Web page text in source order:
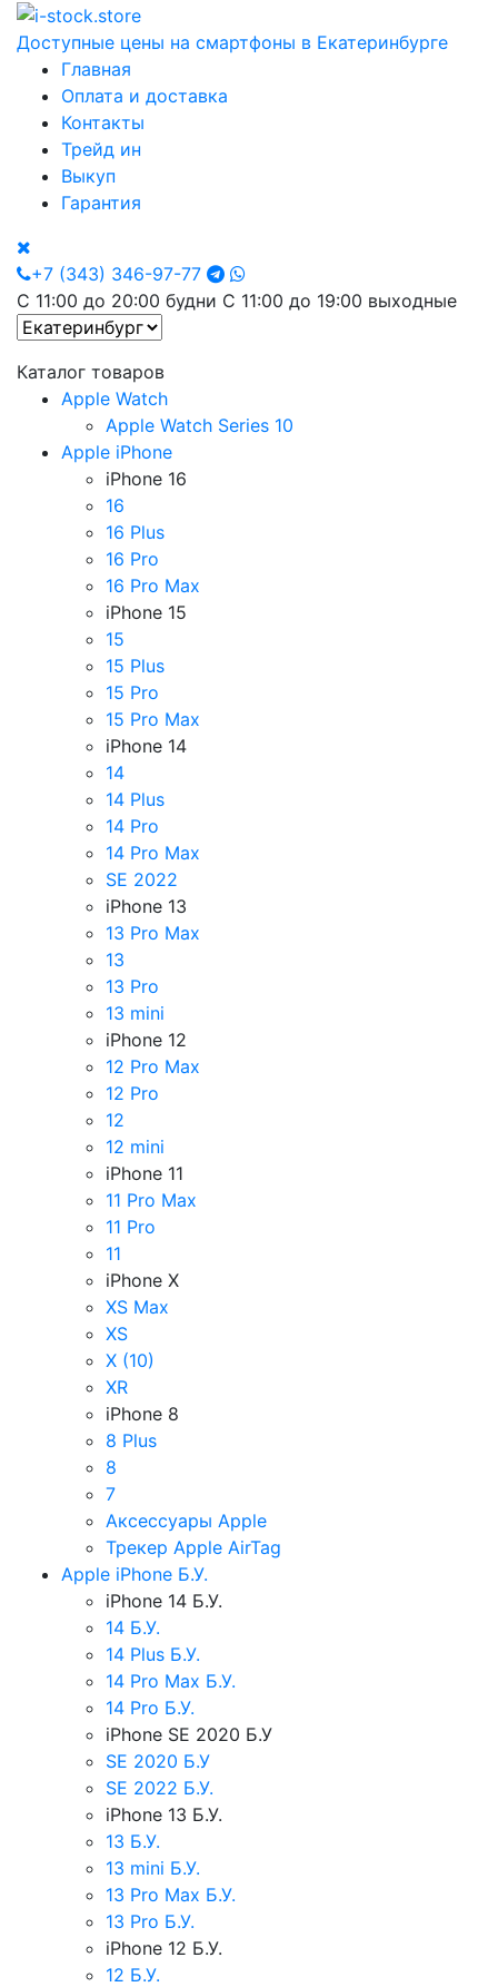
Доступные цены на смартфоны в Екатеринбурге
Главная
Оплата и доставка
Контакты
Трейд ин
Выкуп
Гарантия
+7 (343) 346-97-77
С 11:00 до 20:00 будни С 11:00 до 19:00 выходные
Каталог товаров
Apple Watch
Apple Watch Series 10
Apple iPhone
iPhone 16
16
16 Plus
16 Pro
16 Pro Max
iPhone 15
15
15 Plus
15 Pro
15 Pro Max
iPhone 14
14
14 Plus
14 Pro
14 Pro Max
SE 2022
iPhone 13
13 Pro Max
13
13 Pro
13 mini
iPhone 12
12 Pro Max
12 Pro
12
12 mini
iPhone 11
11 Pro Max
11 Pro
11
iPhone X
XS Max
XS
X (10)
XR
iPhone 8
8 Plus
8
7
Аксессуары Apple
Трекер Apple AirTag
Apple iPhone Б.У.
iPhone 14 Б.У.
14 Б.У.
14 Plus Б.У.
14 Pro Max Б.У.
14 Pro Б.У.
iPhone SE 2020 Б.У
SE 2020 Б.У
SE 2022 Б.У.
iPhone 13 Б.У.
13 Б.У.
13 mini Б.У.
13 Pro Max Б.У.
13 Pro Б.У.
iPhone 12 Б.У.
12 Б.У.